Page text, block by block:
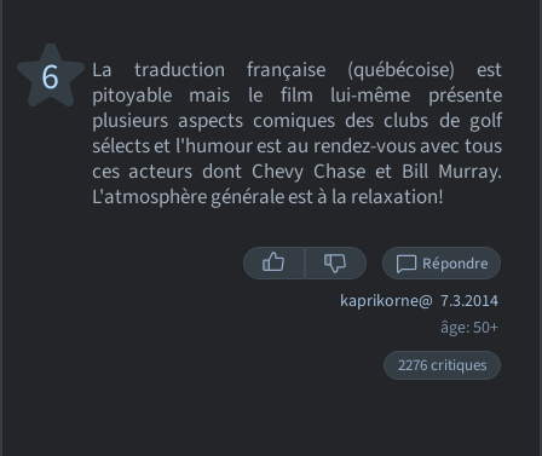
La traduction française (québécoise) est
pitoyable mais le film lui-même présente
plusieurs aspects comiques des clubs de golf
sélects et l'humour est au rendez-vous avec tous
ces acteurs dont Chevy Chase et Bill Murray.
L'atmosphère générale est à la relaxation!
6
Répondre
kaprikorne@ 7.3.2014
âge: 50+
2276 critiques